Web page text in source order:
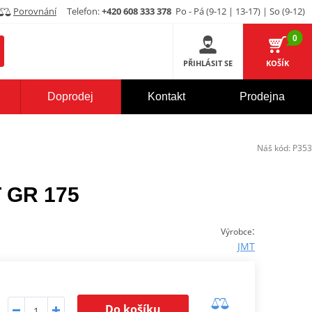
Porovnání Telefon:+420 608 333 378 Po - Pá (9-12 | 13-17) | So (9-12)
PŘIHLÁSIT SE
0
KOŠÍK
Doprodej Kontakt Prodejna
175
Výrobce:
JMT
Náš kód: P353